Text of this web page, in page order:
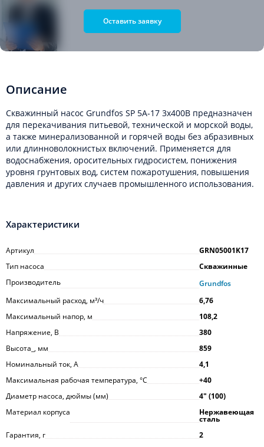
Оставить заявку
Описание
Скважинный насос Grundfos SP 5A-17 3x400В предназначен
для перекачивания питьевой, технической и морской воды,
а также минерализованной и горячей воды без абразивных
или длинноволокнистых включений. Применяется для
водоснабжения, оросительных гидросистем, понижения
уровня грунтовых вод, систем пожаротушения, повышения
давления и других случаев промышленного использования.
Характеристики
Артикул
GRN05001K17
Тип насоса
Скважинные
Производитель
Grundfos
Максимальный расход, м³/ч
6,76
Максимальный напор, м
108,2
Напряжение, В
380
Высота_, мм
859
Номинальный ток, А
4,1
Максимальная рабочая температура, °С
+40
Диаметр насоса, дюймы (мм)
4ʺ (100)
Материал корпуса
Нержавеющая
сталь
Гарантия, г
2